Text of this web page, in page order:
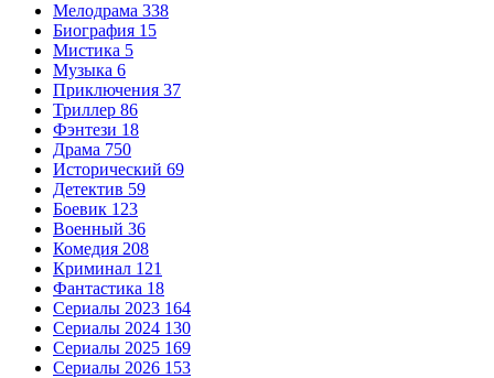
Мелодрама 338
Биография 15
Мистика 5
Музыка 6
Приключения 37
Триллер 86
Фэнтези 18
Драма 750
Исторический 69
Детектив 59
Боевик 123
Военный 36
Комедия 208
Криминал 121
Фантастика 18
Сериалы 2023 164
Сериалы 2024 130
Сериалы 2025 169
Сериалы 2026 153